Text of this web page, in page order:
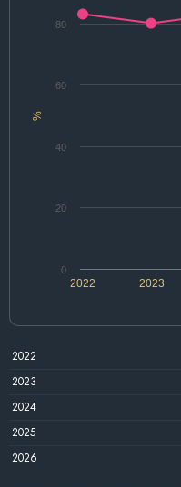
%
2022 2023
0
20
40
60
80
2022
2023
2024
2025
2026